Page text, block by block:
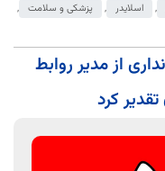
, اسلایدر , پزشکی و سلامت ,
از مدیر روابط
کرد